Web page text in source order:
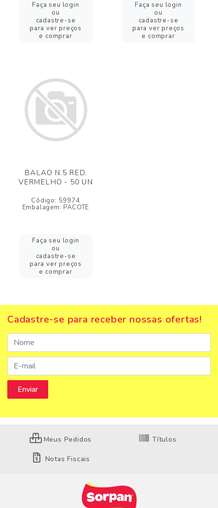
Faça seu login
ou
cadastre-se
para ver preços
e comprar
Faça seu login
ou
cadastre-se
para ver preços
e comprar
BALAO N.5 RED.
VERMELHO - 50 UN
Código: 59974
Embalagem: PACOTE
Faça seu login
ou
cadastre-se
para ver preços
e comprar
Cadastre-se para receber nossas ofertas!
Meus Pedidos Títulos
Notas Fiscais